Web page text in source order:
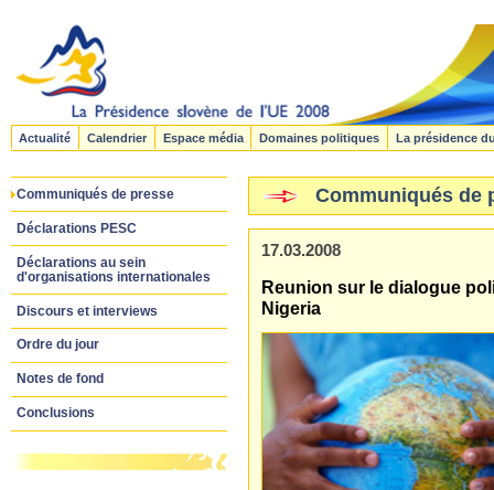
Actualité Calendrier Espace média Domaines politiques La présidence
Communiqués de presse
Déclarations PESC
Déclarations au sein
d'organisations internationales
Discours et interviews
Ordre du jour
Notes de fond
Conclusions
Communiqués de
17.03.2008
Reunion sur le dialogue
Nigeria